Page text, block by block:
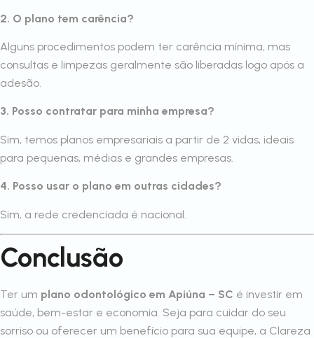
2. O plano tem carência?
Alguns procedimentos podem ter carência mínima, mas
consultas e limpezas geralmente são liberadas logo após a
adesão.
3. Posso contratar para minha empresa?
Sim, temos planos empresariais a partir de 2 vidas, ideais
para pequenas, médias e grandes empresas.
4. Posso usar o plano em outras cidades?
Sim, a rede credenciada é nacional.
Conclusão
Ter um plano odontológico em Apiúna – SC é investir em
saúde, bem-estar e economia. Seja para cuidar do seu
sorriso ou oferecer um benefício para sua equipe, a Clareza